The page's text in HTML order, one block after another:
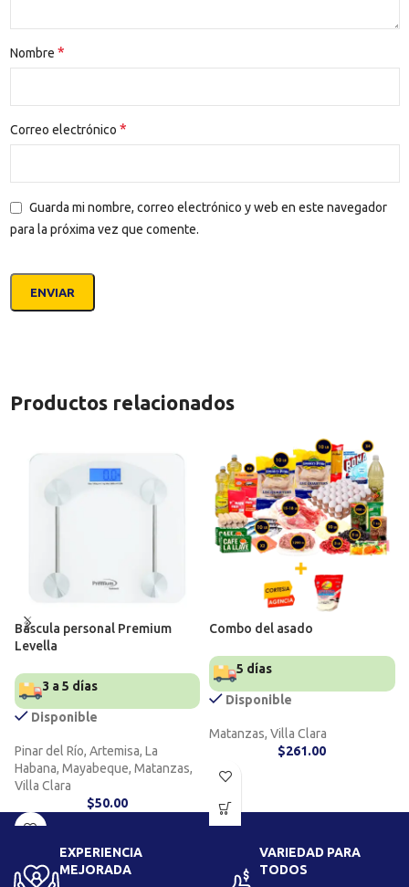
Nombre *
Correo electrónico *
Guarda mi nombre, correo electrónico y web en este navegador
para la próxima vez que comente.
Productos relacionados
Báscula personal Premium
Levella
3 a 5 días
Disponible
Pinar del Río, Artemisa, La
Habana, Mayabeque, Matanzas,
Villa Clara
$50.00
Combo del asado
5 días
Disponible
Matanzas, Villa Clara
$261.00
EXPERIENCIA
MEJORADA
VARIEDAD PARA
TODOS